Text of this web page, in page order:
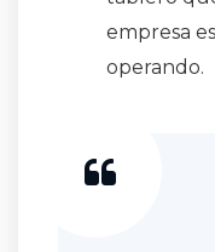
empresa
operando.